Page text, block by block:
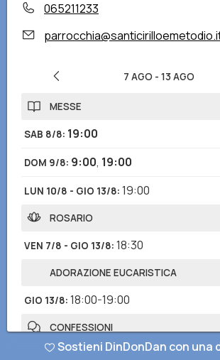
065211233
7 AGO - 13 AGO
MESSE
SAB 8/8: 19:00
DOM 9/8: 9:00, 19:00
LUN 10/8 - GIO 13/8: 19:00
ROSARIO
VEN 7/8 - GIO 13/8: 18:30
ADORAZIONE EUCARISTICA
GIO 13/8: 18:00-19:00
CONFESSIONI
Note: durante le S.Messe domenicali
Sostieni DinDonDan con una